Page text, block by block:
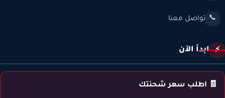
📞 تواصل معنا
⚡ ابدأ الآن
🧾 اطلب سعر شحنتك